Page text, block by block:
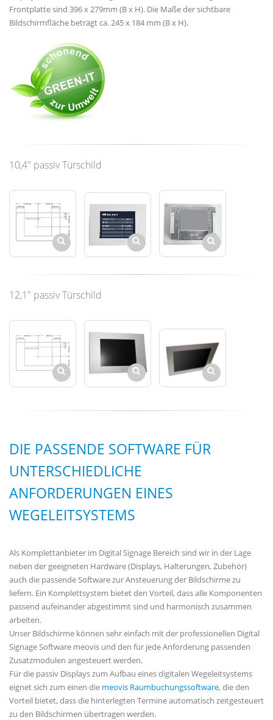
Frontplatte sind 396 x 279mm (B x H). Die Maße der sichtbare
Bildschirmfläche beträgt ca. 245 x 184 mm (B x H).
10,4" passiv Türschild
12,1" passiv Türschild
DIE PASSENDE SOFTWARE FÜR
UNTERSCHIEDLICHE
ANFORDERUNGEN EINES
WEGELEITSYSTEMS
Als Komplettanbieter im Digital Signage Bereich sind wir in der Lage
neben der geeigneten Hardware (Displays, Halterungen, Zubehör)
auch die passende Software zur Ansteuerung der Bildschirme zu
liefern. Ein Komplettsystem bietet den Vorteil, dass alle Komponenten
passend aufeinander abgestimmt sind und harmonisch zusammen
arbeiten.
Unser Bildschirme können sehr einfach mit der professionellen Digital
Signage Software meovis und den für jede Anforderung passenden
Zusatzmodulen angesteuert werden.
Für die passiv Displays zum Aufbau eines digitalen Wegeleitsystems
eignet sich zum einen die meovis Raumbuchungssoftware, die den
Vorteil bietet, dass die hinterlegten Termine automatisch zeitgesteuert
zu den Bildschirmen übertragen werden.